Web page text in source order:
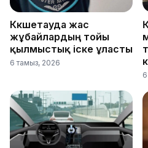
Көкшетауда жас
жұбайлардың тойы
қылмыстық іске ұласты
6 тамыз, 2026